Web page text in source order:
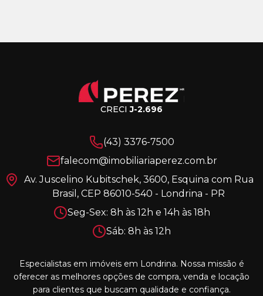
CRECIJ-2.696
(43) 3376-7500
falecom@imobiliariaperez.com.br
Av. Juscelino Kubitschek, 3600, Esquina com Rua
Brasil, CEP 86010-540 - Londrina - PR
Seg-Sex: 8h às 12h e 14h às 18h
Sáb: 8h às 12h
Especialistas em imóveis em Londrina. Nossa missão é
oferecer as melhores opções de compra, venda e locação
para clientes que buscam qualidade e confiança.